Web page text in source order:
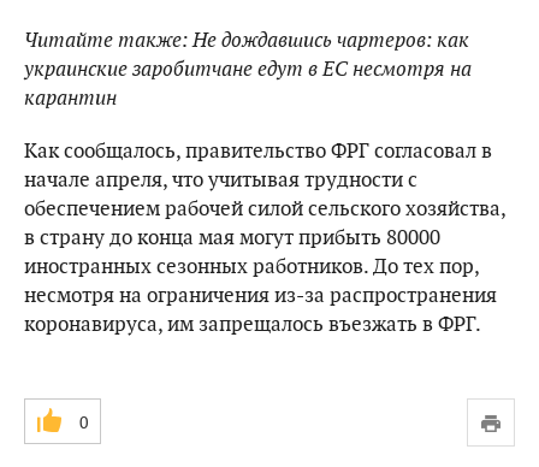
Читайте также: Не дождавшись чартеров: как
украинские заробитчане едут в ЕС несмотря на
карантин
Как сообщалось, правительство ФРГ согласовал в
начале апреля, что учитывая трудности с
обеспечением рабочей силой сельского хозяйства,
в страну до конца мая могут прибыть 80000
иностранных сезонных работников. До тех пор,
несмотря на ограничения из-за распространения
коронавируса, им запрещалось въезжать в ФРГ.
0